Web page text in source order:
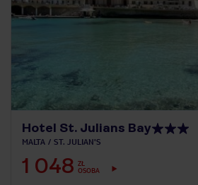
Hotel St. Julians Bay
MALTA ST. JULIAN'S
1 048 ZŁ
OSOBA